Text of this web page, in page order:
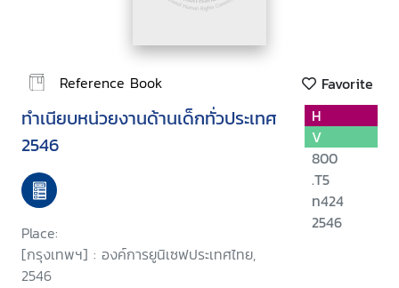
Reference Book Favorite
ทำเนียบหน่วยงานด้านเด็กทั่วประเทศ
2546
Place:
[กรุงเทพฯ] : องค์การยูนิเซฟประเทศไทย,
2546
H
V
800
.T5
ท424
2546